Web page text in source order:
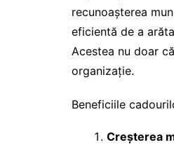
recunoașterea
eficientă de a
Acestea nu doar
organizație.
Beneficiile
Creșterea